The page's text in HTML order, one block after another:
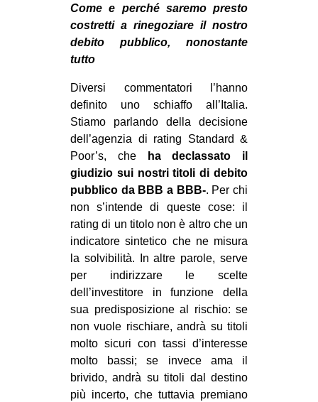
CULTURE
MANIFESTI
MUSICA
RECENSIONI
INTERNAZIONALE
AFRICA
AMERICHE
ESTREMO ORIENTE
EUROPA
MEDIO ORIENTE
MONDO
in
Come e perché saremo presto
costretti a rinegoziare il nostro
debito pubblico, nonostante
tutto
Diversi commentatori l’hanno
definito uno schiaffo all’Italia.
Stiamo parlando della decisione
dell’agenzia di rating Standard &
Poor’s, che
ha declassato il
giudizio sui nostri titoli di debito
pubblico da BBB a BBB-. Per chi
non s’intende di queste cose: il
rating di un titolo non è altro che un
indicatore sintetico che ne misura
la solvibilità. In altre parole, serve
per indirizzare le scelte
dell’investitore in funzione della
sua predisposizione al rischio: se
non vuole rischiare, andrà su titoli
molto sicuri con tassi d’interesse
molto bassi; se invece ama il
brivido, andrà su titoli dal destino
più incerto, che tuttavia premiano